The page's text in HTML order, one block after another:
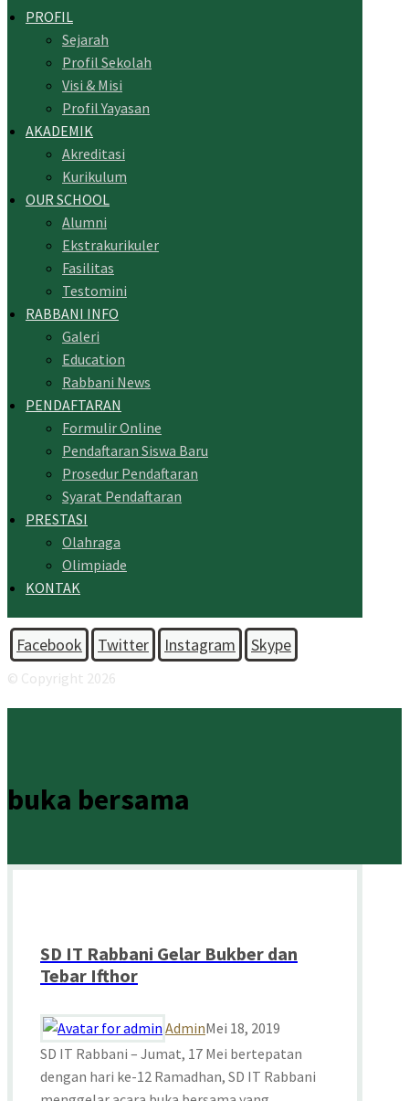
PROFIL
Sejarah
Profil Sekolah
Visi & Misi
Profil Yayasan
AKADEMIK
Akreditasi
Kurikulum
OUR SCHOOL
Alumni
Ekstrakurikuler
Fasilitas
Testomini
RABBANI INFO
Galeri
Education
Rabbani News
PENDAFTARAN
Formulir Online
Pendaftaran Siswa Baru
Prosedur Pendaftaran
Syarat Pendaftaran
PRESTASI
Olahraga
Olimpiade
KONTAK
Facebook Twitter Instagram Skype
© Copyright 2026
buka bersama
SD IT Rabbani Gelar Bukber dan
Tebar Ifthor
AdminMei 18, 2019
SD IT Rabbani – Jumat, 17 Mei bertepatan
dengan hari ke-12 Ramadhan, SD IT Rabbani